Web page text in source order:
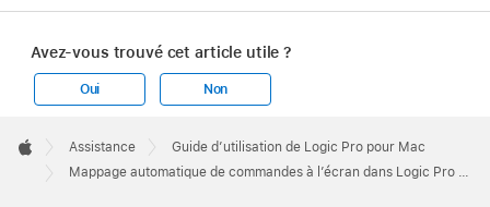
Avez-vous trouvé cet article utile ?
Oui Non
Footer

Apple
Assistance
Guide d’utilisation de Logic Pro pour Mac
Mappage automatique de commandes à l’écran dans Logic Pro pour Mac